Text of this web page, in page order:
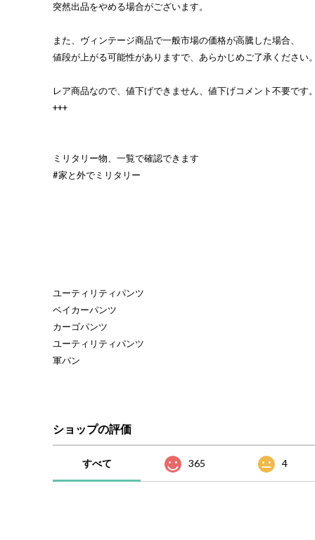
突然出品をやめる場合がございます。
また、ヴィンテージ商品で一般市場の価格が高騰した場合、
値段が上がる可能性がありますで、あらかじめご了承ください
レア商品なので、値下げできません、値下げコメント不要です
+++
ミリタリー物、一覧で確認できます
#家と外でミリタリー
ユーティリティパンツ
ベイカーパンツ
カーゴパンツ
ユーティリティパンツ
軍パン
ショップの評価
すべて 365 4